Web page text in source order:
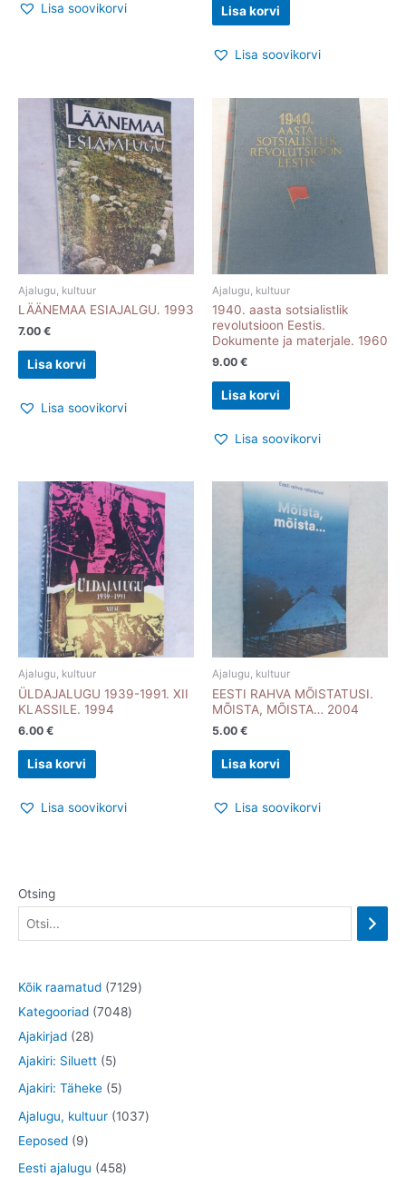
Lisa soovikorvi Lisa korvi
Lisa soovikorvi
Ajalugu, kultuur
LÄÄNEMAA ESIAJALGU. 1993
7.00 €
Lisa korvi
Lisa soovikorvi
Ajalugu, kultuur
1940. aasta sotsialistlik
revolutsioon Eestis.
Dokumente ja materjale. 1960
9.00 €
Lisa korvi
Lisa soovikorvi
Ajalugu, kultuur
ÜLDAJALUGU 1939-1991. XII
KLASSILE. 1994
6.00 €
Lisa korvi
Lisa soovikorvi
Ajalugu, kultuur
EESTI RAHVA MÕISTATUSI.
MÕISTA, MÕISTA… 2004
5.00 €
Lisa korvi
Lisa soovikorvi
Otsing
Kõik raamatud 71297
o
Kategooriad 70487
Ajakirjad 282
8
t
Ajakiri: Siluett 55
t
o
Ajakiri: Täheke 55
t
o
Ajalugu, kultuur 10371
Eeposed 99
t
Eesti ajalugu 4584